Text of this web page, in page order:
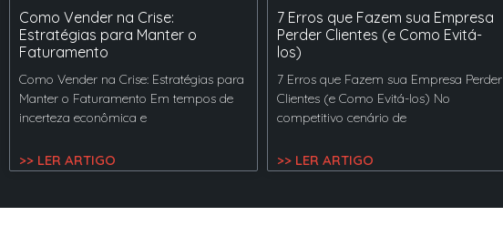
Como Vender na Crise:
Estratégias para Manter o
Faturamento
Como Vender na Crise: Estratégias para
Manter o Faturamento Em tempos de
incerteza econômica e
>> LER ARTIGO
7 Erros que Fazem sua Empresa
Perder Clientes (e Como Evitá-
los)
7 Erros que Fazem sua Empresa Perder
Clientes (e Como Evitá-los) No
competitivo cenário de
>> LER ARTIGO